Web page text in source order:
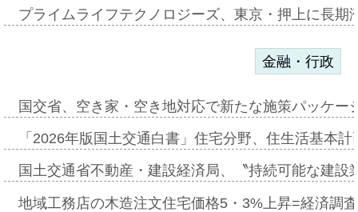
プライムライフテクノロジーズ、東京・押上に長
金融・行政
国交省、空き家・空き地対応で新たな施策パッケ
「2026年版国土交通白書」住宅分野、住生活基本
国土交通省不動産・建設経済局、〝持続可能な建
地域工務店の木造注文住宅価格5・3%上昇=経済調